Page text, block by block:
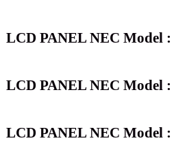
LCD PANEL NEC Model :
LCD PANEL NEC Model :
LCD PANEL NEC Model :